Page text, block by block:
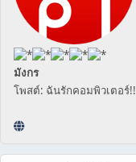
มังกร
โพสต์: ฉันรักคอมพิวเตอร์!!